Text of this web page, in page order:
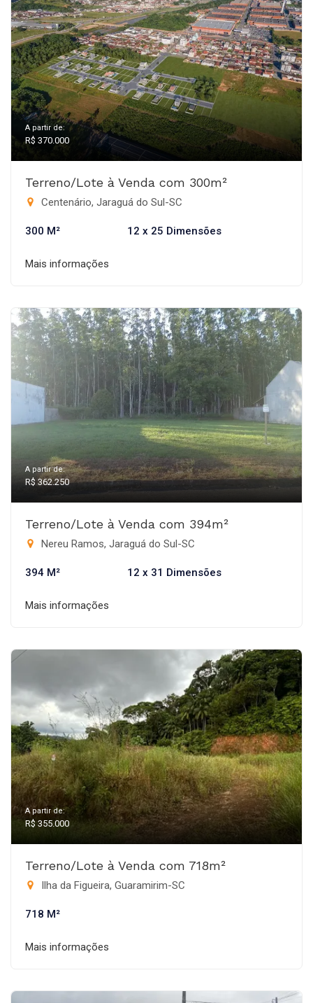
A partir de:
R$ 370.000
Terreno/Lote à Venda com 300m²
Centenário, Jaraguá do Sul-SC
300 M² 12 x 25 Dimensões
Mais informações
A partir de:
R$ 362.250
Terreno/Lote à Venda com 394m²
Nereu Ramos, Jaraguá do Sul-SC
394 M² 12 x 31 Dimensões
Mais informações
A partir de:
R$ 355.000
Terreno/Lote à Venda com 718m²
Ilha da Figueira, Guaramirim-SC
718 M²
Mais informações